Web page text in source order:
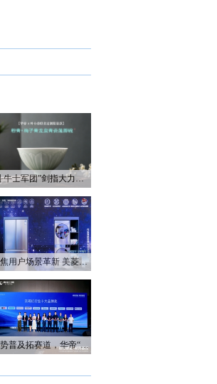
“斗牛士军团”剑指大力神杯，华帝以“一瓷一金”静候荣光
聚焦用户场景革新 美菱产品创新打造差异化居家体验
聚势普及拓赛道，华帝“亮剑”洗碗机峰会，破局存量换新